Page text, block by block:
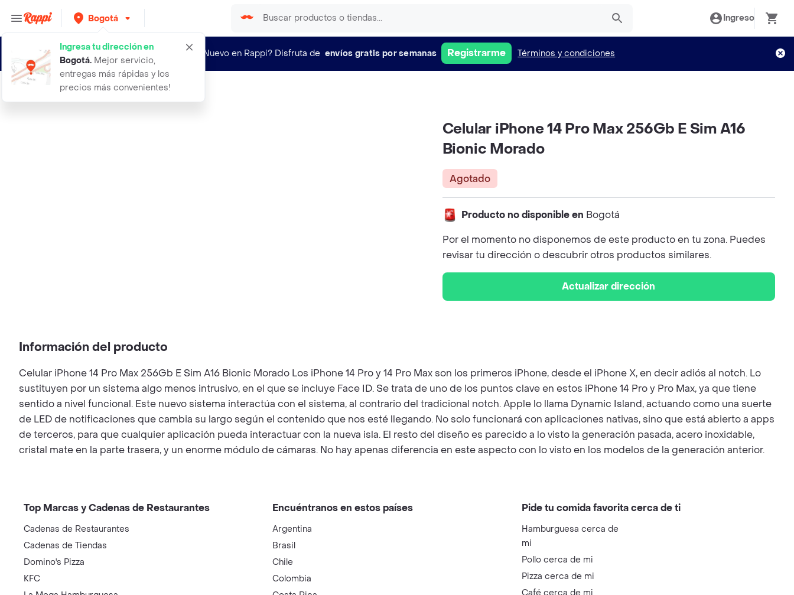
Bogotá
Ingresa tu dirección en
Bogotá. Mejor servicio,
entregas más rápidas y los
precios más convenientes!
Ingreso
¿Nuevo en Rappi? Disfruta de envíos gratis por semanas Registrarme Términos y condiciones
celular iphone 14 pro max 256gb e s
Celular iPhone 14 Pro Max 256Gb E Sim A16
Bionic Morado
Agotado
Producto no disponible en Bogotá
Por el momento no disponemos de este producto en tu zona. Puedes
revisar tu dirección o descubrir otros productos similares.
Actualizar dirección
Información del producto
Celular iPhone 14 Pro Max 256Gb E Sim A16 Bionic Morado Los iPhone 14 Pro y 14 Pro Max son los primeros iPhone, desde el iPhone X, en decir adiós al notch. Lo
sustituyen por un sistema algo menos intrusivo, en el que se incluye Face ID. Se trata de uno de los puntos clave en estos iPhone 14 Pro y Pro Max, ya que tiene
sentido a nivel funcional. Este nuevo sistema interactúa con el sistema, al contrario del tradicional notch. Apple lo llama Dynamic Island, actuando como una suerte
de LED de notificaciones que cambia su largo según el contenido que nos esté llegando. No solo funcionará con aplicaciones nativas, sino que está abierto a apps
de terceros, para que cualquier aplicación pueda interactuar con la nueva isla. El resto del diseño es parecido a lo visto la generación pasada, acero inoxidable,
cristal mate en la parte trasera, y un enorme módulo de cámaras. No hay apenas diferencia en este aspecto con lo visto en los modelos de la generación anterior.
Top Marcas y Cadenas de Restaurantes
Cadenas de Restaurantes
Cadenas de Tiendas
Domino's Pizza
KFC
Encuéntranos en estos países
Argentina
Brasil
Chile
Colombia
Pide tu comida favorita cerca de ti
Hamburguesa cerca de
mi
Pollo cerca de mi
Pizza cerca de mi